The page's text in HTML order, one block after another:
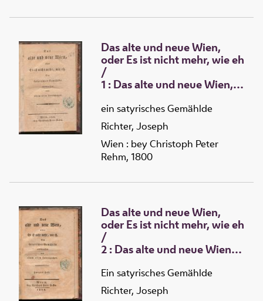
Das alte und neue Wien,
oder Es ist nicht mehr, wie eh
/
1 :Dasalte und neue Wien,
ein satyrisches Gemählde
Richter, Joseph
Wien : bey Christoph Peter
Rehm, 1800
Das alte und neue Wien,
oder Es ist nicht mehr, wie eh
/
2 :Dasalte und neue Wien,
Ein satyrisches Gemählde
Richter, Joseph